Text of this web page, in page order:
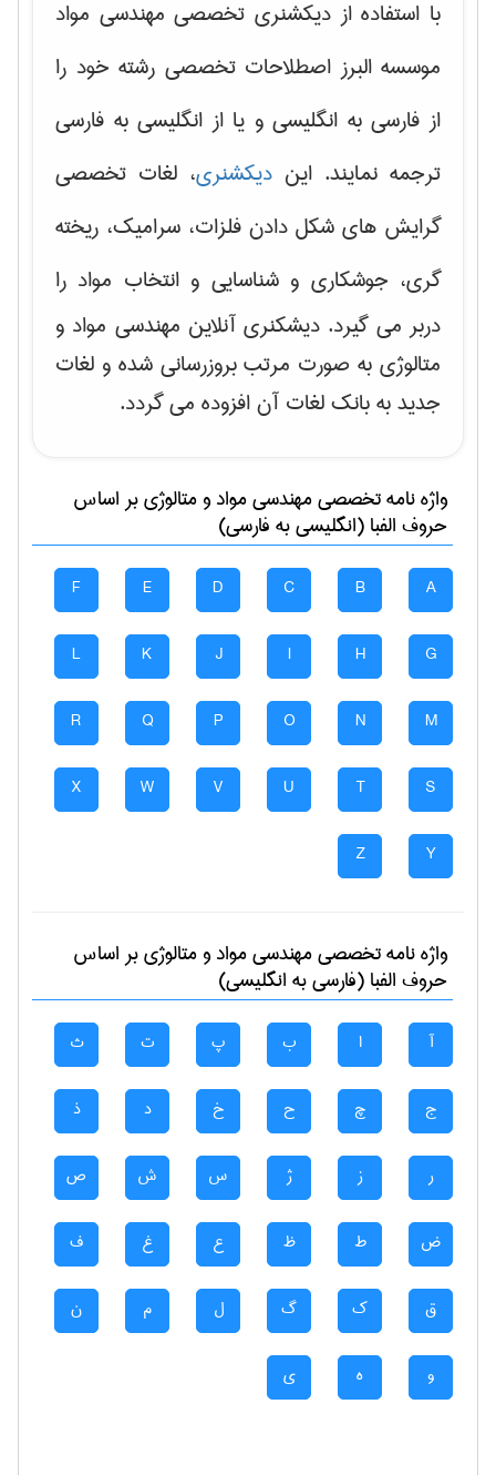
با استفاده از دیکشنری تخصصی مهندسی مواد
موسسه البرز اصطلاحات تخصصی رشته خود را
از فارسی به انگلیسی و یا از انگلیسی به فارسی
ترجمه نمایند. این دیکشنری، لغات تخصصی
گرایش های شکل دادن فلزات، سرامیک، ریخته
گری، جوشکاری و شناسایی و انتخاب مواد را
دربر می گیرد. دیشکنری آنلاین مهندسی مواد و
متالوژی به صورت مرتب بروزرسانی شده و لغات
جدید به بانک لغات آن افزوده می گردد.
واژه نامه تخصصیمهندسی مواد و متالوژیبر اساس
حروف الفبا (انگلیسی به فارسی)
A
B
C
D
E
F
G
H
I
J
K
L
M
N
O
P
Q
R
S
T
U
V
W
X
Y
Z
واژه نامه تخصصیمهندسی مواد و متالوژیبر اساس
حروف الفبا (فارسی به انگلیسی)
آ ا ب پ ت ث
ج چ ح خ د ذ
ر ز ژ س ش ص
ض ط ظ ع غ ف
ق ک گ ل م ن
و ه ی